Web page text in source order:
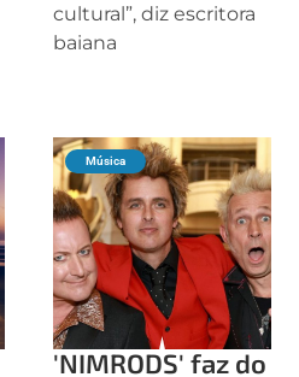
cultural”, diz escritora
baiana
Música
'NIMRODS' faz do